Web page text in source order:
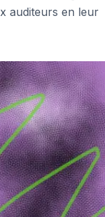
auditeurs en leur